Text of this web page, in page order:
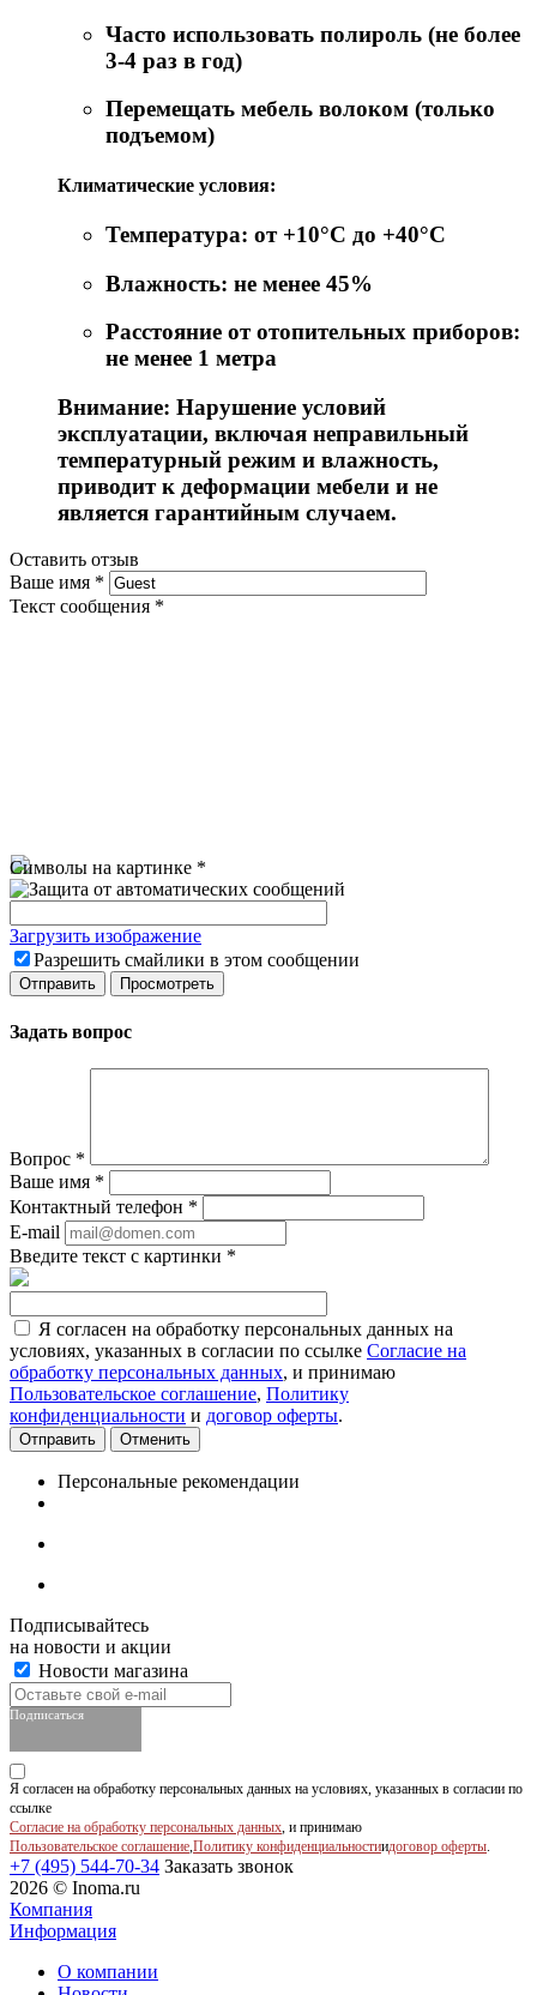
Часто использовать полироль (не более
3-4 раз в год)
Перемещать мебель волоком (только
подъемом)
Климатические условия:
Температура: от +10°C до +40°C
Влажность: не менее 45%
Расстояние от отопительных приборов:
не менее 1 метра
Внимание: Нарушение условий
эксплуатации, включая неправильный
температурный режим и влажность,
приводит к деформации мебели и не
является гарантийным случаем.
Оставить отзыв
Ваше имя *
Текст сообщения *
Символы на картинке *
Загрузить изображение
Разрешить смайлики в этом сообщении
Задать вопрос
Вопрос *
Ваше имя *
Контактный телефон *
E-mail
Введите текст с картинки *
Я согласен на обработку персональных данных на
условиях, указанных в согласии по ссылке Согласие на
обработку персональных данных, и принимаю
Пользовательское соглашение, Политику
конфиденциальности и договор оферты.
Отменить
Персональные рекомендации
Подписывайтесь
на новости и акции
Новости магазина
Подписаться
Я согласен на обработку персональных данных на условиях, указанных в согласии по
ссылке
Согласие на обработку персональных данных, и принимаю
Пользовательское соглашение,Политику конфиденциальностиидоговор оферты.
+7 (495) 544-70-34 Заказать звонок
2026 © Inoma.ru
Компания
Информация
О компании